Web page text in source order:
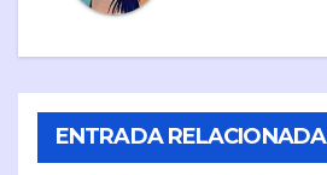
ENTRADA RELACIONADA